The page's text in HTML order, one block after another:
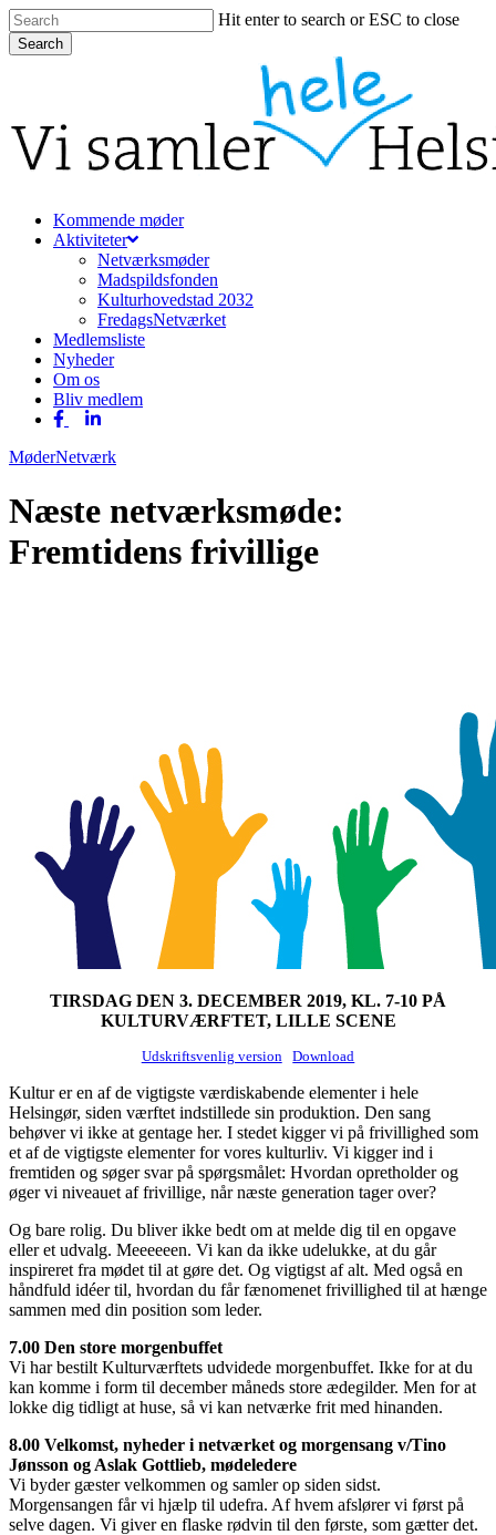
Skip
to
main
Hit enter to search or ESC to close
Search
Menu
Kommende møder
Aktiviteter
Netværksmøder
Madspildsfonden
Kulturhovedstad 2032
FredagsNetværket
Medlemsliste
Nyheder
Om os
Bliv medlem
facebooklinkedin
MøderNetværk
Næste netværksmøde:
Fremtidens frivillige
TIRSDAG DEN 3. DECEMBER 2019, KL. 7-10 PÅ
KULTURVÆRFTET, LILLE SCENE
Udskriftsvenlig version Download
Kultur er en af de vigtigste værdiskabende elementer i hele
Helsingør, siden værftet indstillede sin produktion. Den sang
behøver vi ikke at gentage her. I stedet kigger vi på frivillighed som
et af de vigtigste elementer for vores kulturliv. Vi kigger ind i
fremtiden og søger svar på spørgsmålet: Hvordan opretholder og
øger vi niveauet af frivillige, når næste generation tager over?
Og bare rolig. Du bliver ikke bedt om at melde dig til en opgave
eller et udvalg. Meeeeeen. Vi kan da ikke udelukke, at du går
inspireret fra mødet til at gøre det. Og vigtigst af alt. Med også en
håndfuld idéer til, hvordan du får fænomenet frivillighed til at hænge
sammen med din position som leder.
7.00 Den store morgenbuffet
Vi har bestilt Kulturværftets udvidede morgenbuffet. Ikke for at du
kan komme i form til december måneds store ædegilder. Men for at
lokke dig tidligt at huse, så vi kan netværke frit med hinanden.
8.00 Velkomst, nyheder i netværket og morgensang v/Tino
Jønsson og Aslak Gottlieb, mødeledere
Vi byder gæster velkommen og samler op siden sidst.
Morgensangen får vi hjælp til udefra. Af hvem afslører vi først på
selve dagen. Vi giver en flaske rødvin til den første, som gætter det.